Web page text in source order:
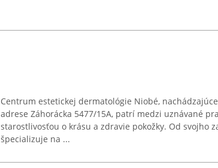
Centrum estetickej dermatológie Niobé,
adrese Záhorácka 5477/15A, patrí medzi uznávané
starostlivosťou o krásu a zdravie pokožky. Od svojho
špecializuje na ...